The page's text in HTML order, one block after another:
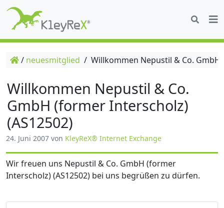
/ neuesmitglied / Willkommen Nepustil & Co.
Willkommen Nepustil & Co.
GmbH (former Interscholz)
(AS12502)
24. Juni 2007 von KleyReX® Internet Exchange
Wir freuen uns Nepustil & Co. GmbH (former
Interscholz) (AS12502) bei uns begrüßen zu dürfen.